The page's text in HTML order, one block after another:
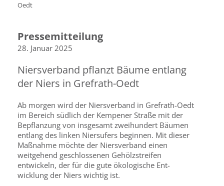
Oedt
Pressemitteilung
28. Januar 2025
Niersverband pflanzt Bäume entlang
der Niers in Grefrath-Oedt
Ab morgen wird der Niersverband in Grefrath-Oedt
im Bereich südlich der Kempener Straße mit der
Bepflanzung von insgesamt zwei­hundert Bäumen
entlang des linken Niersufers beginnen. Mit dieser
Maßnahme möchte der Niersverband einen
weitgehend geschlos­senen Gehölzstreifen
entwickeln, der für die gute ökologische Ent­
wicklung der Niers wichtig ist.